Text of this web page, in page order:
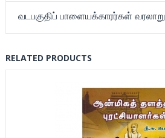
வடபகுதிப் பாளையக்காரர்கள் வரலாறு
RELATED PRODUCTS